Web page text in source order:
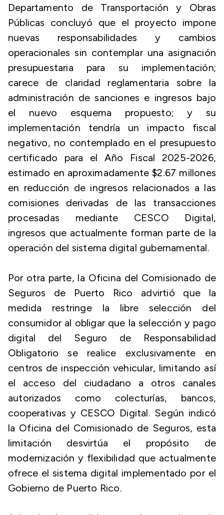
Departamento de Transportación y Obras
Públicas concluyó que el proyecto impone
nuevas responsabilidades y cambios
operacionales sin contemplar una asignación
presupuestaria para su implementación;
carece de claridad reglamentaria sobre la
administración de sanciones e ingresos bajo
el nuevo esquema propuesto; y su
implementación tendría un impacto fiscal
negativo, no contemplado en el presupuesto
certificado para el Año Fiscal 2025-2026,
estimado en aproximadamente $2.67 millones
en reducción de ingresos relacionados a las
comisiones derivadas de las transacciones
procesadas mediante CESCO Digital,
ingresos que actualmente forman parte de la
operación del sistema digital gubernamental.
Por otra parte, la Oficina del Comisionado de
Seguros de Puerto Rico advirtió que la
medida restringe la libre selección del
consumidor al obligar que la selección y pago
digital del Seguro de Responsabilidad
Obligatorio se realice exclusivamente en
centros de inspección vehicular, limitando así
el acceso del ciudadano a otros canales
autorizados como colecturías, bancos,
cooperativas y CESCO Digital. Según indicó
la Oficina del Comisionado de Seguros, esta
limitación desvirtúa el propósito de
modernización y flexibilidad que actualmente
ofrece el sistema digital implementado por el
Gobierno de Puerto Rico.